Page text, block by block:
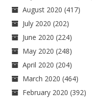
August 2020 (417)
July 2020 (202)
June 2020 (224)
May 2020 (248)
April 2020 (204)
March 2020 (464)
February 2020 (392)